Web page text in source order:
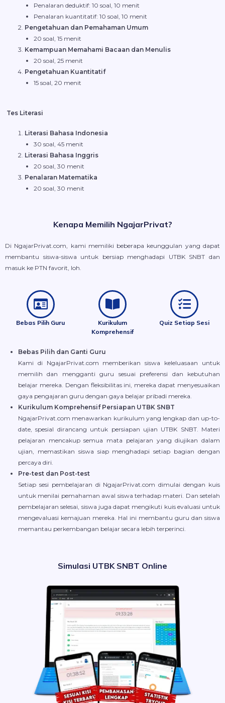
Penalaran deduktif: 10 soal, 10 menit
Penalaran kuantitatif: 10 soal, 10 menit
Pengetahuan dan Pemahaman Umum
20 soal, 15 menit
Kemampuan Memahami Bacaan dan Menulis
20 soal, 25 menit
Pengetahuan Kuantitatif
15 soal, 20 menit
Tes Literasi
Literasi Bahasa Indonesia
30 soal, 45 menit
Literasi Bahasa Inggris
20 soal, 30 menit
Penalaran Matematika
20 soal, 30 menit
Kenapa Memilih NgajarPrivat?
Di NgajarPrivat.com, kami memiliki beberapa keunggulan yang dapat
membantu siswa-siswa untuk bersiap menghadapi UTBK SNBT dan
masuk ke PTN favorit, loh.
Bebas Pilih Guru
Kurikulum
Komprehensif
Quiz Setiap Sesi
Bebas Pilih dan Ganti Guru
Kami di NgajarPrivat.com memberikan siswa keleluasaan untuk
memilih dan mengganti guru sesuai preferensi dan kebutuhan
belajar mereka. Dengan fleksibilitas ini, mereka dapat menyesuaikan
gaya pengajaran guru dengan gaya belajar pribadi mereka.
Kurikulum Komprehensif Persiapan UTBK SNBT
NgajarPrivat.com menawarkan kurikulum yang lengkap dan up-to-
date, spesial dirancang untuk persiapan ujian UTBK SNBT. Materi
pelajaran mencakup semua mata pelajaran yang diujikan dalam
ujian, memastikan siswa siap menghadapi setiap bagian dengan
percaya diri.
Pre-test dan Post-test
Setiap sesi pembelajaran di NgajarPrivat.com dimulai dengan kuis
untuk menilai pemahaman awal siswa terhadap materi. Dan setelah
pembelajaran selesai, siswa juga dapat mengikuti kuis evaluasi untuk
mengevaluasi kemajuan mereka. Hal ini membantu guru dan siswa
memantau perkembangan belajar secara lebih terperinci.
Simulasi UTBK SNBT Online